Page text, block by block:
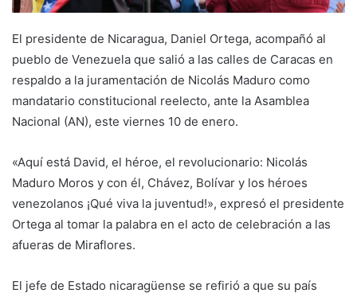
El presidente de Nicaragua, Daniel Ortega, acompañó al
pueblo de Venezuela que salió a las calles de Caracas en
respaldo a la juramentación de Nicolás Maduro como
mandatario constitucional reelecto, ante la Asamblea
Nacional (AN), este viernes 10 de enero.
«Aquí está David, el héroe, el revolucionario: Nicolás
Maduro Moros y con él, Chávez, Bolívar y los héroes
venezolanos ¡Qué viva la juventud!», expresó el presidente
Ortega al tomar la palabra en el acto de celebración a las
afueras de Miraflores.
El jefe de Estado nicaragüense se refirió a que su país